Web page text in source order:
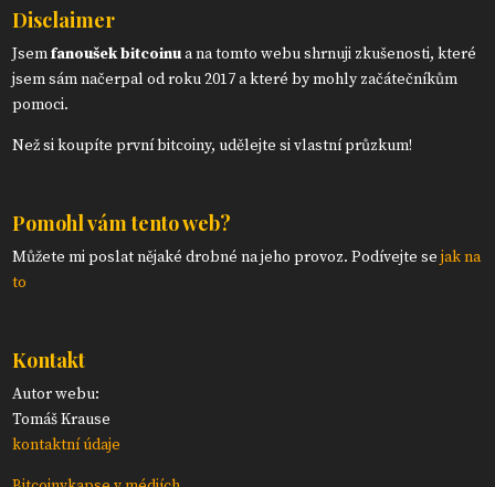
Disclaimer
Jsemfanoušek bitcoinua na tomto webu shrnuji zkušenosti, které
jsem sám načerpal od roku 2017 a které by mohly začátečníkům
pomoci.
Než si koupíte první bitcoiny, udělejte si vlastní průzkum!
Pomohl vám tento web?
Můžete mi poslat nějaké drobné na jeho provoz. Podívejte sejak na
to
Kontakt
Autor webu:
Tomáš Krause
kontaktní údaje